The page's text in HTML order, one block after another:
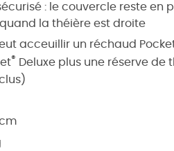
: le couvercle reste en
la théière est droite
acceuillir un réchaud
® Deluxe plus une réserve